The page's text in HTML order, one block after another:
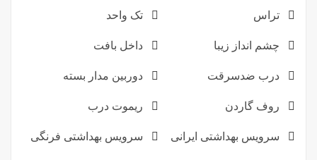
تراس تک واحد
چشم انداز زیبا داخل بافت
درب ضدسرقت دوربین مدار بسته
روف گاردن ریموت درب
سرویس بهداشتی ایرانی سرویس بهداشتی فرنگی